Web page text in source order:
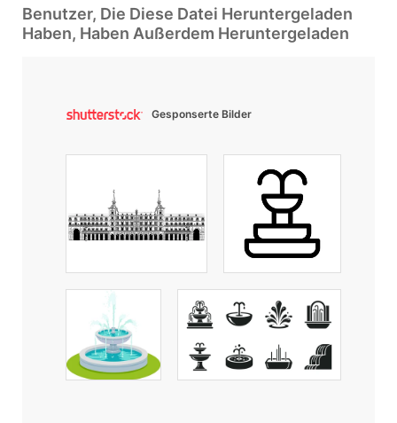
Benutzer, Die Diese Datei Heruntergeladen
Haben, Haben Außerdem Heruntergeladen
Gesponserte Bilder